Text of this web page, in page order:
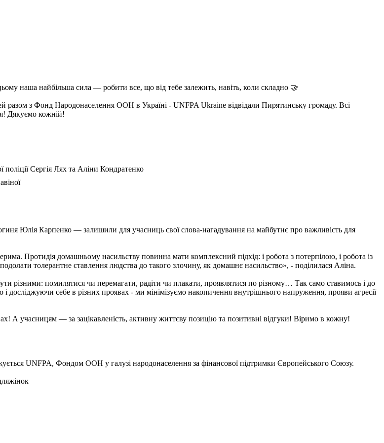
наша найбільша сила — робити все, що від тебе залежить, навіть, коли складно 🤝
разом з Фонд Народонаселення ООН в Україні - UNFPA Ukraine відвідали Пирятинську громаду. Всі
Дякуємо кожній!
Сергія Лях та Аліни Кондратенко
Юлія Карпенко — залишили для учасниць свої слова-нагадування на майбутнє про важливість для
Протидія домашньому насильству повинна мати комплексний підхід: і робота з потерпілою, і робота із
толерантне ставлення людства до такого злочину, як домашнє насильство», - поділилася Аліна.
різними: помилятися чи перемагати, радіти чи плакати, проявлятися по різному… Так само ставимось і до
досліджуючи себе в різних проявах - ми мінімізуємо накопичення внутрішнього напруження, прояви агресії
А учасницям — за зацікавленість, активну життєву позицію та позитивні відгуки! Віримо в кожну!
UNFPA, Фондом ООН у галузі народонаселення за фінансової підтримки Європейського Союзу.